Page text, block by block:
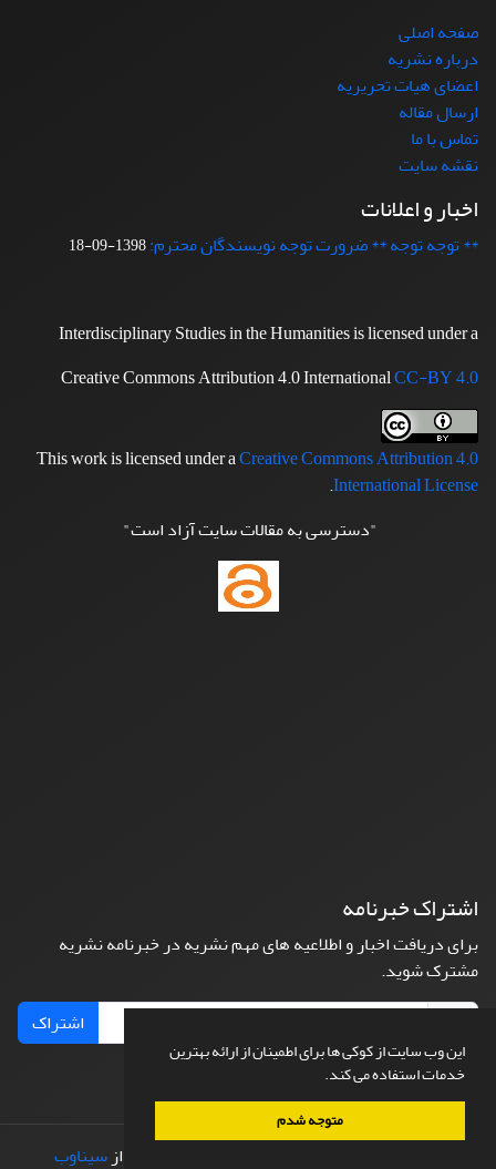
این وب سایت از کوکی ها برای اطمینان از ارائه بهترین
خدمات استفاده می کند.
متوجه شدم
صفحه اصلی
درباره نشریه
اعضای هیات تحریریه
ارسال مقاله
تماس با ما
نقشه سایت
اخبار و اعلانات
** توجه توجه ** ضرورت توجه نویسندگان محترم:1398-09-18
Interdisciplinary Studies in the Humanities is licensed under a
Creative Commons Attribution 4.0 InternationalCC-BY 4.0
This work is licensed under aCreative Commons Attribution 4.0
International License
.
"دسترسی به مقالات سایت آزاد است"
اشتراک خبرنامه
برای دریافت اخبار و اطلاعیه های مهم نشریه در خبرنامه نشریه
مشترک شوید.
اشتراک
طراحی و پیاده سازی از سیناوب